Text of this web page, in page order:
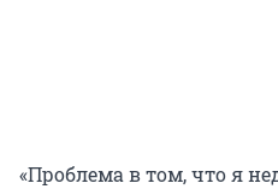
«Проблема в том, что я